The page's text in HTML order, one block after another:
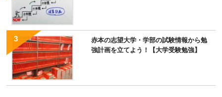
赤本の志望大学・学部の試験情報から勉
強計画を立てよう！【大学受験勉強】